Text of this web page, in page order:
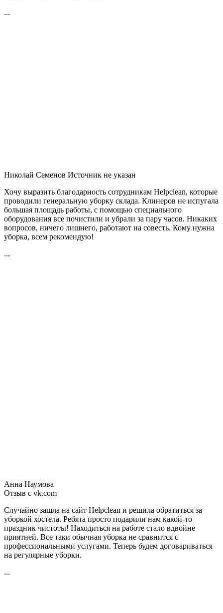
...
Николай Семенов Источник не указан
Хочу выразить благодарность сотрудникам Helpclean, которые
проводили генеральную уборку склада. Клинеров не испугала
большая площадь работы, с помощью специального
оборудования все почистили и убрали за пару часов. Никаких
вопросов, ничего лишнего, работают на совесть. Кому нужна
уборка, всем рекомендую!
...
Анна Наумова
Отзыв с vk.com
Случайно зашла на сайт Helpclean и решила обратиться за
уборкой хостела. Ребята просто подарили нам какой-то
праздник чистоты! Находиться на работе стало вдвойне
приятней. Все таки обычная уборка не сравнится с
профессиональными услугами. Теперь будем договариваться
на регулярные уборки.
...